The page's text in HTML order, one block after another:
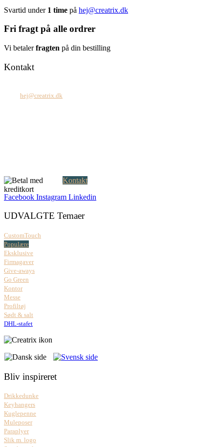
Svartid under 1 time på hej@creatrix.dk
Fri fragt på alle ordrer
Vi betalerfragten på din bestilling
Kontakt
hej@creatrix.dk
Kontakt
Facebook Instagram Linkedin
UDVALGTE Temaer
CustomTouch
Populære
Eksklusive
Firmagaver
Give-aways
Go Green
Kontor
Messe
Profiltøj
Sødt & salt
DHL-stafet
Bliv inspireret
Drikkedunke
Keyhangers
Kuglepenne
Muleposer
Paraplyer
Slik m. logo